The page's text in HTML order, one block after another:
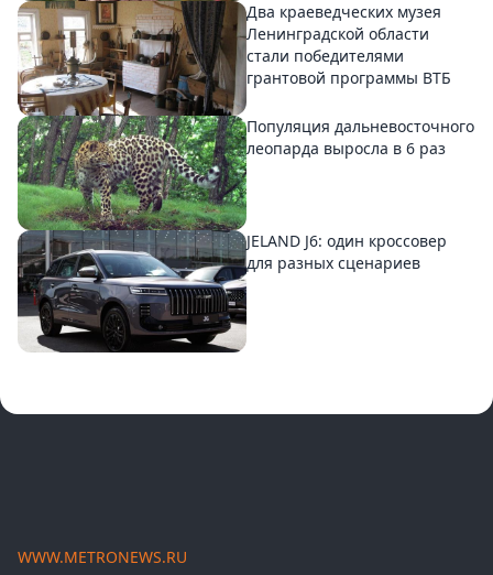
Два краеведческих музея
Ленинградской области
стали победителями
грантовой программы ВТБ
Популяция дальневосточного
леопарда выросла в 6 раз
JELAND J6: один кроссовер
для разных сценариев
WWW.METRONEWS.RU